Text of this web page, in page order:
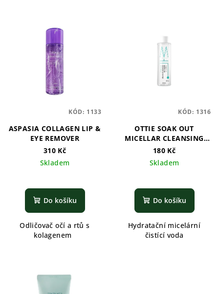
ASPASIA COLLAGEN LIP &
EYE REMOVER
310 Kč
Skladem
Do košíku
Odličovač očí a rtů s
kolagenem
KÓD: 1133
OTTIE SOAK OUT
MICELLAR CLEANSING
WATER - 100ml
180 Kč
Skladem
Do košíku
Hydratační micelární
čistící voda
KÓD: 1316